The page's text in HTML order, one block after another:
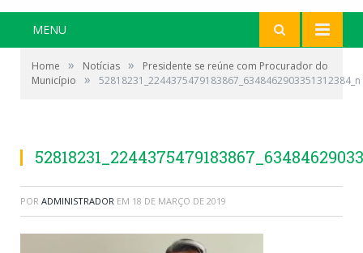
MENU
Home » Notícias »
Presidente se reúne com Procurador do
Município
» 52818231_2244375479183867_6348462903351312384_n
POR ADMINISTRADOR EM 18 DE MARÇO DE 2019